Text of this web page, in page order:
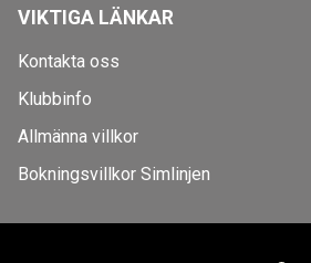
VIKTIGA LÄNKAR
Kontakta oss
Klubbinfo
Allmänna villkor
Bokningsvillkor Simlinjen